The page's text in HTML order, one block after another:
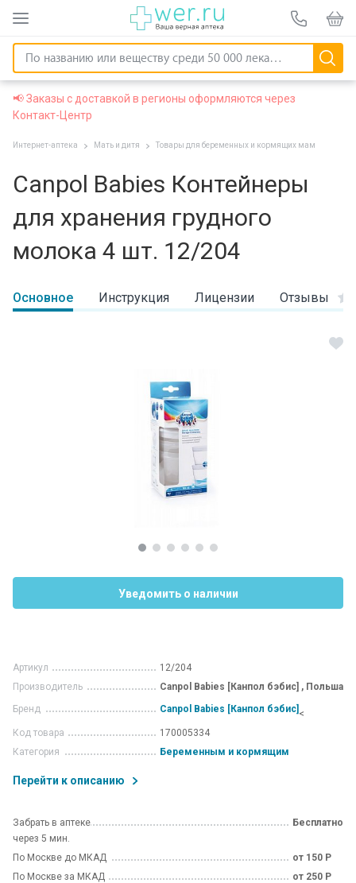
📢 Заказы с доставкой в регионы оформляются через
Контакт-Центр
Интернет-аптека Мать и дитя Товары для беременных и кормящих мам
Canpol Babies Контейнеры
для хранения грудного
молока 4 шт. 12/204
Основное Инструкция Лицензии Отзывы
Уведомить о наличии
Артикул
12/204
Производитель
Canpol Babies [Канпол бэбис] , Польша
Бренд
Canpol Babies [Канпол бэбис] <
Код товара
170005334
Категория
Беременным и кормящим
Перейти к описанию
Забрать в аптеке
через 5 мин.
Бесплатно
По Москве до МКАД
от 150 Р
По Москве за МКАД
от 250 Р